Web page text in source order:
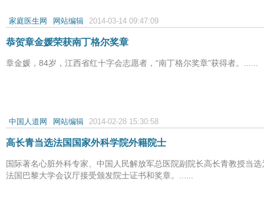
家庭医生网 网站编辑 2014-03-14 09:47:09
恭贺章金媛荣获南丁格尔奖章
章金媛，84岁，江西省红十字会志愿者，“南丁格尔奖章”获得者。......
中国人道网 网站编辑 2014-02-28 15:30:58
高长青当选法国国家外科学院外籍院士
国际著名心脏外科专家、中国人民解放军总医院副院长高长青教授当
法国巴黎大学会议厅接受颁发院士证书和奖章。......